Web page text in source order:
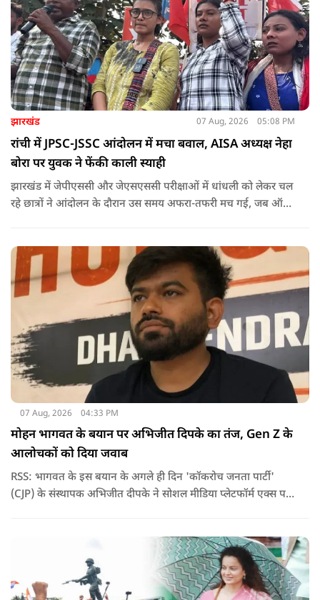
झारखंड 07 Aug, 2026 05:08 PM
रांची में JPSC-JSSC आंदोलन में मचा बवाल, AISA अध्यक्ष नेहा
बोरा पर युवक ने फेंकी काली स्याही
झारखंड में जेपीएससी और जेएसएससी परीक्षाओं में धांधली को लेकर चल
रहे छात्रों ने आंदोलन के दौरान उस समय अफरा-तफरी मच गई, जब ऑल
07 Aug, 2026 04:33 PM
मोहन भागवत के बयान पर अभिजीत दिपके का तंज, Gen Z के
आलोचकों को दिया जवाब
RSS: भागवत के इस बयान के अगले ही दिन 'कॉकरोच जनता पार्टी'
(CJP) के संस्थापक अभिजीत दीपके ने सोशल मीडिया प्लेटफॉर्म एक्स पर